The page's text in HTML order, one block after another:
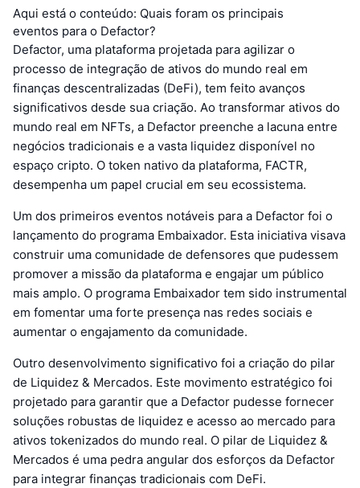
Aqui está o conteúdo: Quais foram os principais
eventos para o Defactor?
Defactor, uma plataforma projetada para agilizar o
processo de integração de ativos do mundo real em
finanças descentralizadas (DeFi), tem feito avanços
significativos desde sua criação. Ao transformar ativos do
mundo real em NFTs, a Defactor preenche a lacuna entre
negócios tradicionais e a vasta liquidez disponível no
espaço cripto. O token nativo da plataforma, FACTR,
desempenha um papel crucial em seu ecossistema.
Um dos primeiros eventos notáveis para a Defactor foi o
lançamento do programa Embaixador. Esta iniciativa visava
construir uma comunidade de defensores que pudessem
promover a missão da plataforma e engajar um público
mais amplo. O programa Embaixador tem sido instrumental
em fomentar uma forte presença nas redes sociais e
aumentar o engajamento da comunidade.
Outro desenvolvimento significativo foi a criação do pilar
de Liquidez & Mercados. Este movimento estratégico foi
projetado para garantir que a Defactor pudesse fornecer
soluções robustas de liquidez e acesso ao mercado para
ativos tokenizados do mundo real. O pilar de Liquidez &
Mercados é uma pedra angular dos esforços da Defactor
para integrar finanças tradicionais com DeFi.